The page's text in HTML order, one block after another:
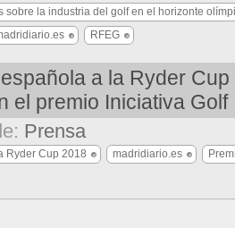
sobre la industria del golf en el horizonte
RFEG
a la Ryder Cup
el premio Iniciativa Golf
Prensa
Ryder Cup 2018 madridiario.es